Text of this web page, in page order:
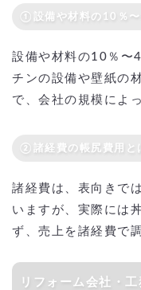
①設備や材料の10％
設備や材料の10％〜
チンの設備や壁紙の
で、会社の規模によ
②諸経費の帳尻費用と
諸経費は、表向きで
いますが、実際には
ず、売上を諸経費で
リフォーム会社・工務店と各業者の中間マージン発生